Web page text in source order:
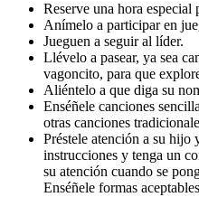
Reserve una hora
Anímelo a participar en
Jueguen a seguir al líder.
Llévelo a pasear, ya sea
vagoncito, para que
Aliéntelo a que diga su
Enséñele canciones
otras canciones
Préstele atención a su hijo
instrucciones y tenga un
su atención cuando se
Enséñele formas